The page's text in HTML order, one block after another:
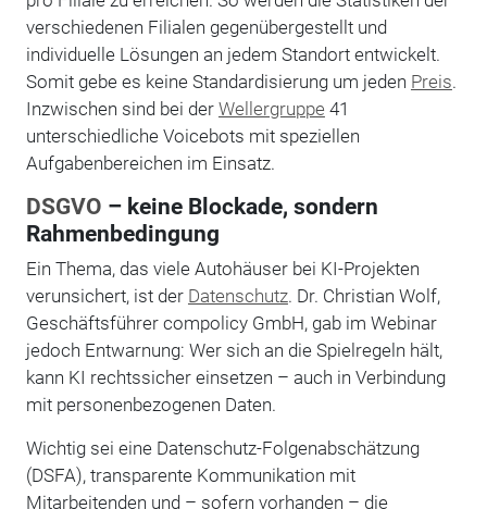
verschiedenen Filialen gegenübergestellt und
individuelle Lösungen an jedem Standort entwickelt.
Somit gebe es keine Standardisierung um jeden Preis.
Inzwischen sind bei der Wellergruppe 41
unterschiedliche Voicebots mit speziellen
Aufgabenbereichen im Einsatz.
DSGVO – keine Blockade, sondern
Rahmenbedingung
Ein Thema, das viele Autohäuser bei KI-Projekten
verunsichert, ist der Datenschutz. Dr. Christian Wolf,
Geschäftsführer compolicy GmbH, gab im Webinar
jedoch Entwarnung: Wer sich an die Spielregeln hält,
kann KI rechtssicher einsetzen – auch in Verbindung
mit personenbezogenen Daten.
Wichtig sei eine Datenschutz-Folgenabschätzung
(DSFA), transparente Kommunikation mit
Mitarbeitenden und – sofern vorhanden – die